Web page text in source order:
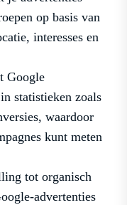
op basis van
interesses en
Google
statistieken zoals
waardoor
kunt meten
tot organisch
advertenties